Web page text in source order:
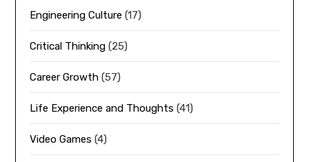
Engineering Culture (17)
Critical Thinking (25)
Career Growth (57)
Life Experience and Thoughts (41)
Video Games (4)